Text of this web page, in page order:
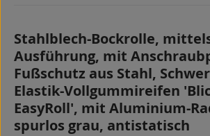
Stahlblech-Bockrolle,
Ausführung, mit
Fußschutz aus Stahl,
Elastik-Vollgummireifen
EasyRoll', mit Aluminium-
spurlos grau, antistatisch